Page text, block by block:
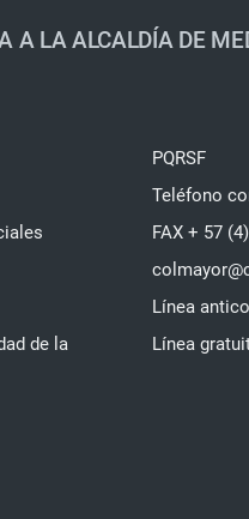
A LA ALCALDÍA DE
de la
PQRSF
Teléfono
FAX + 57
Línea
Línea